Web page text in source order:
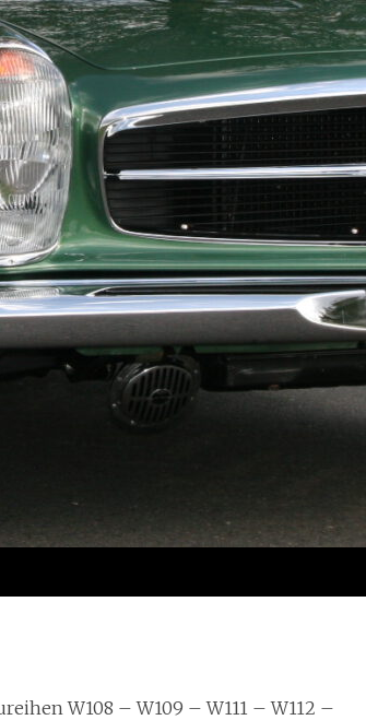
W108 – W109 – W111 – W112 –